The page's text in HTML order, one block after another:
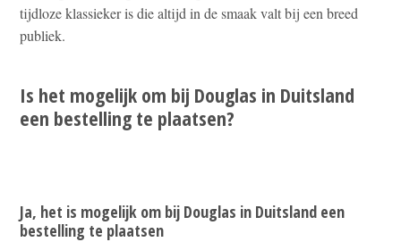
tijdloze klassieker is die altijd in de smaak valt bij een breed
publiek.
Is het mogelijk om bij Douglas in Duitsland
een bestelling te plaatsen?
Ja, het is mogelijk om bij Douglas in Duitsland een
bestelling te plaatsen